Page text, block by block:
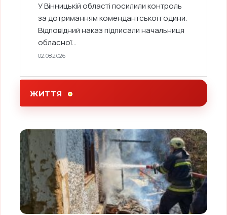
У Вінницькій області посилили контроль
за дотриманням комендантської години.
Відповідний наказ підписали начальниця
обласної...
02.08.2026
ЖИТТЯ